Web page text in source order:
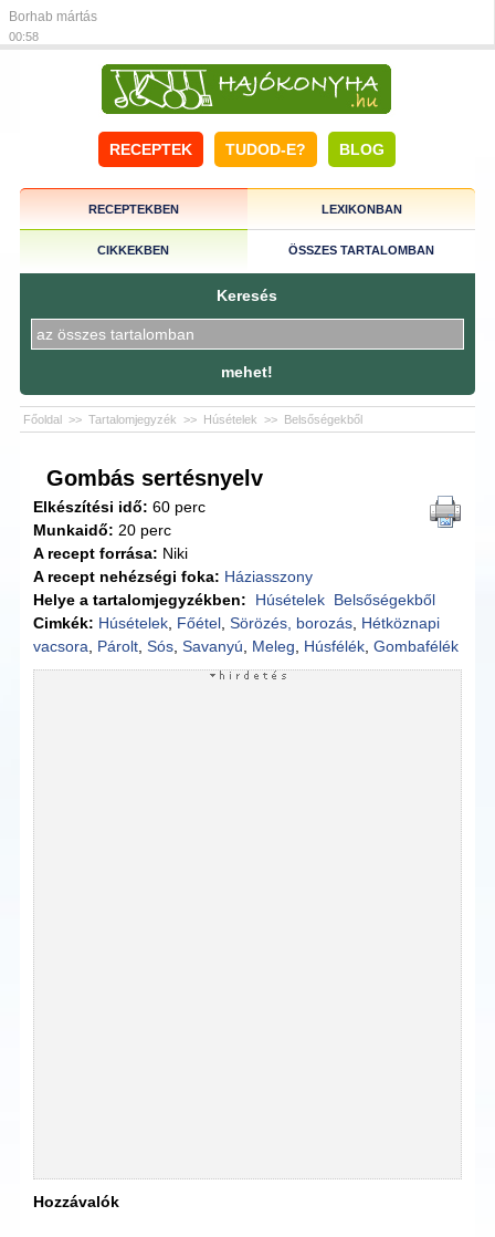
Borhab mártás
00:58
RECEPTEK TUDOD-E? BLOG
RECEPTEKBEN LEXIKONBAN
CIKKEKBEN ÖSSZES TARTALOMBAN
Keresés
mehet!
Főoldal >> Tartalomjegyzék >> Húsételek >> Belsőségekből
Gombás sertésnyelv
Elkészítési idő: 60 perc
Munkaidő: 20 perc
A recept forrása: Niki
A recept nehézségi foka: Háziasszony
Helye a tartalomjegyzékben:
Húsételek Belsőségekből
Cimkék: Húsételek Főétel ,Sörözés, borozás Hétköznapi
vacsora
Párolt ,Sós ,Savanyú Meleg Húsfélék ,Gombafélék
Hozzávalók